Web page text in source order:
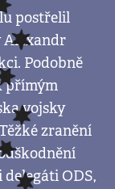
postřelil
Alexandr
Podobně
přímým
vojsky
zranění
ODS,